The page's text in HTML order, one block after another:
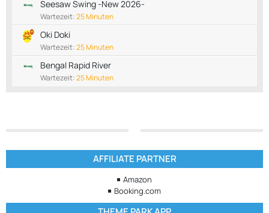
Seesaw Swing -New 2026-
Wartezeit:25 Minuten
Oki Doki
Wartezeit:25 Minuten
Bengal Rapid River
Wartezeit:25 Minuten
AFFILIATE PARTNER
Amazon
Booking.com